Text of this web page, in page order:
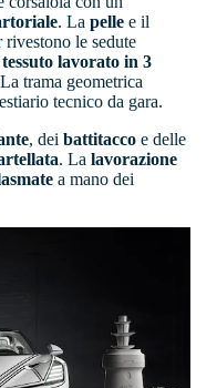
. La pelle e il
le sedute
tessuto lavorato in 3
trama geometrica
tecnico da gara.
, dei battitacco e delle
. La lavorazione
a mano dei